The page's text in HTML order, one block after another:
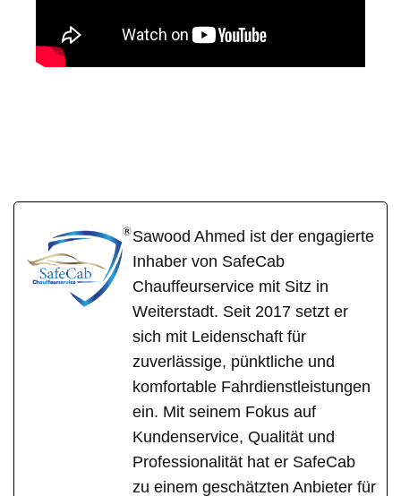
Sawood Ahmed ist der engagierte
Inhaber von SafeCab
Chauffeurservice mit Sitz in
Weiterstadt. Seit 2017 setzt er
sich mit Leidenschaft für
zuverlässige, pünktliche und
komfortable Fahrdienstleistungen
ein. Mit seinem Fokus auf
Kundenservice, Qualität und
Professionalität hat er SafeCab
zu einem geschätzten Anbieter für